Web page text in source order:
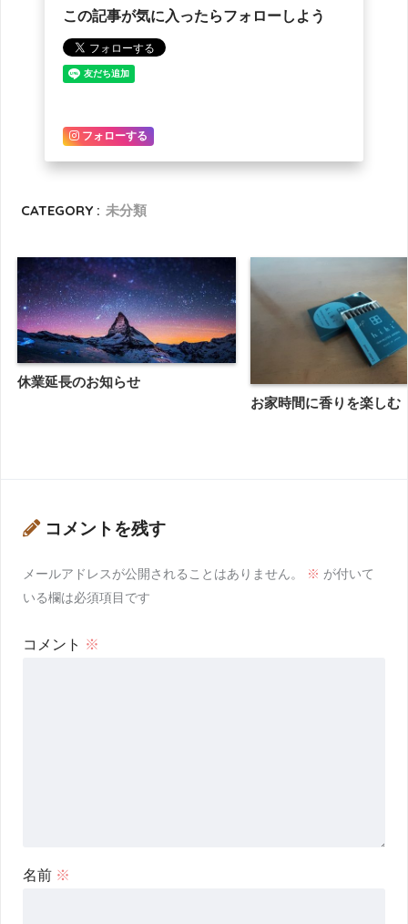
この記事が気に入ったらフォローしよう
フォローする
CATEGORY : 未分類
休業延長のお知らせ
お家時間に香りを楽しむ
コメントを残す
メールアドレスが公開されることはありません。 ※ が付いて
いる欄は必須項目です
コメント ※
名前 ※